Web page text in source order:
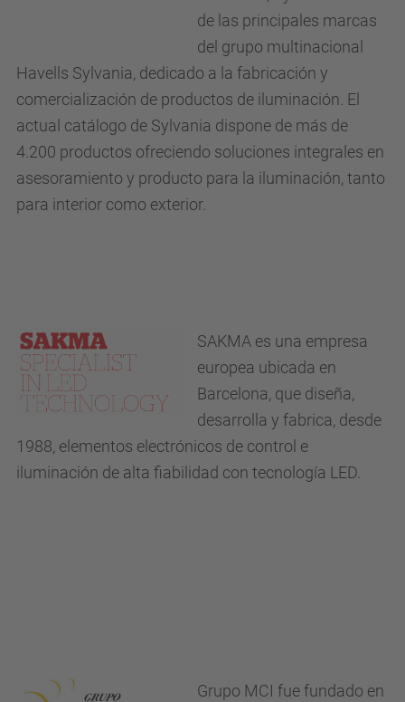
de las principales marcas
del grupo multinacional
Havells Sylvania, dedicado a la fabricación y
comercialización de productos de iluminación. El
actual catálogo de Sylvania dispone de más de
4.200 productos ofreciendo soluciones integrales en
asesoramiento y producto para la iluminación, tanto
para interior como exterior.
SAKMA es una empresa
europea ubicada en
Barcelona, que diseña,
desarrolla y fabrica, desde
1988, elementos electrónicos de control e
iluminación de alta fiabilidad con tecnología LED.
Grupo MCI fue fundado en